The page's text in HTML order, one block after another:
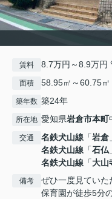
賃料 8.7万円～8.9万円
面積 58.95㎡～60.75㎡
築年数 築24年
所在地 愛知県岩倉市本町
交通 名鉄犬山線 「岩倉
名鉄犬山線 「石仏
名鉄犬山線 「大山
備考
ぜひ一度見てい
保育園が徒歩5分